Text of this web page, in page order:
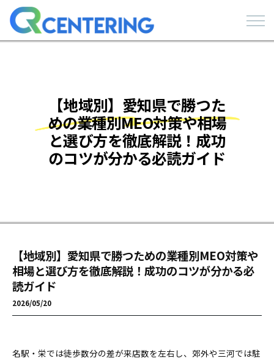
【地域別】愛知県で勝つた
めの業種別MEO対策や相場
と選び方を徹底解説！成功
のコツが分かる必読ガイド
【地域別】愛知県で勝つための業種別MEO対策や
相場と選び方を徹底解説！成功のコツが分かる必
読ガイド
2026/05/20
名駅・栄では徒歩数分の差が来店数を左右し、郊外や三河では駐